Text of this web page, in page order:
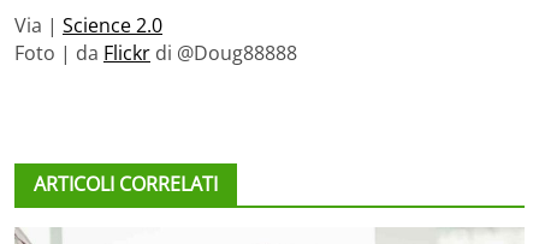
Via | Science 2.0
Foto | da Flickr di @Doug88888
ARTICOLI CORRELATI